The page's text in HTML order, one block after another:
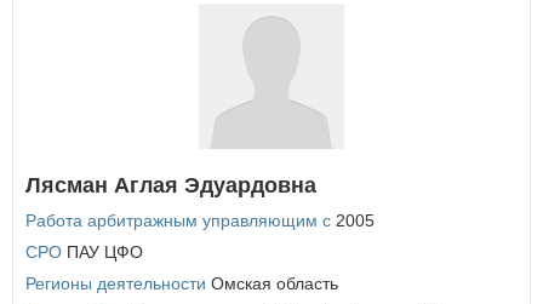
Лясман Аглая Эдуардовна
Работа арбитражным управляющим с 2005
СРО ПАУ ЦФО
Регионы деятельности Омская область